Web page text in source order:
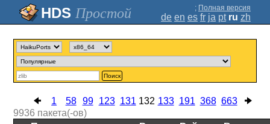
Простой ; Полная версия
de en es fr ja pt ru zh
Поиск
1 58 99 123 131 132 133 191 368 663
9936 пакета(-ов)